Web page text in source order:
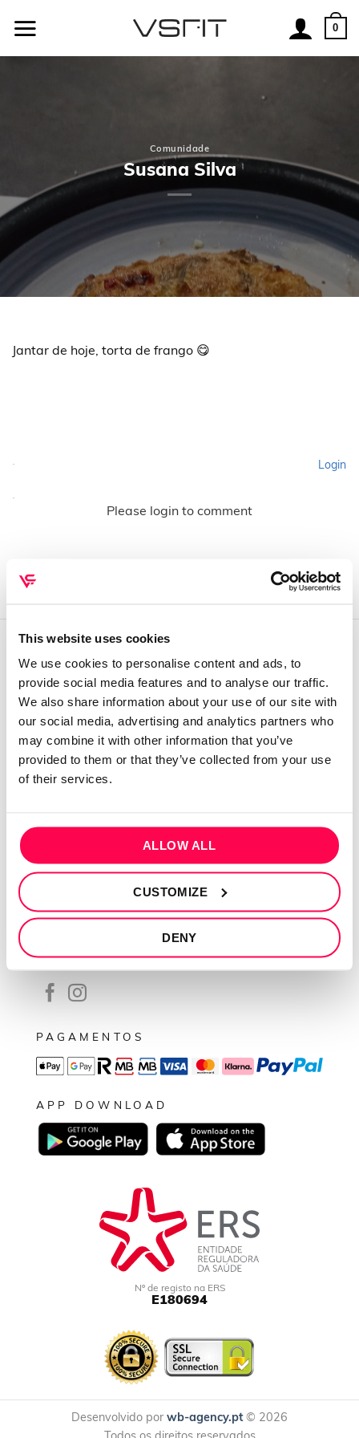
This website uses cookies
We use cookies to personalise content and ads, to
provide social media features and to analyse our traffic.
We also share information about your use of our site with
our social media, advertising and analytics partners who
may combine it with other information that you’ve
provided to them or that they’ve collected from your use
of their services.
ALLOW ALL
CUSTOMIZE
DENY
0
Comunidade
Susana Silva
Jantar de hoje, torta de frango 😋
Login
Please login to comment
QUEM SOMOS
Sobre mim
Contactos
Conta cliente
Recuperar Password
Política de privacidade
Termos e condições
Resolução de conflitos
Livro de reclamações
SEGUE-NOS
PAGAMENTOS
APP DOWNLOAD
Nº de registo na ERS
E180694
Desenvolvido por wb-agency.pt© 2026